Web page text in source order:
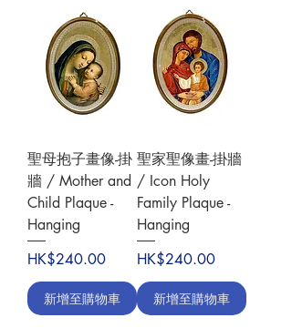
聖母抱子畫像-掛
牆 / Mother and
Child Plaque -
Hanging
價格
HK$240.00
新增至購物車
聖家聖像畫-掛牆
/ Icon Holy
Family Plaque -
Hanging
價格
HK$240.00
新增至購物車